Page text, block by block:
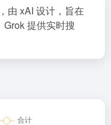
由 xAI 设计，旨在
提供实时搜